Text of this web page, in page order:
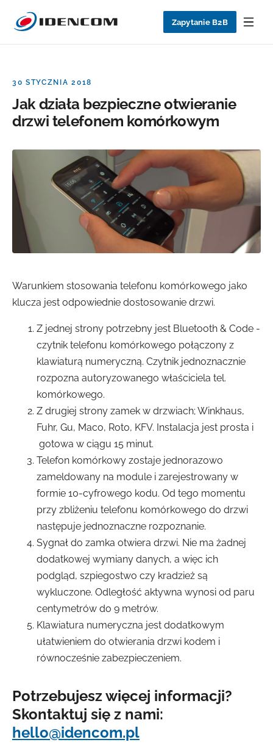
Zapytanie B2B
30 STYCZNIA 2018
Jak działa bezpieczne otwieranie
drzwi telefonem komórkowym
Warunkiem stosowania telefonu komórkowego jako
klucza jest odpowiednie dostosowanie drzwi.
Z jednej strony potrzebny jest Bluetooth & Code -
czytnik telefonu komórkowego połączony z
klawiaturą numeryczną. Czytnik jednoznacznie
rozpozna autoryzowanego właściciela tel.
komórkowego.
Z drugiej strony zamek w drzwiach; Winkhaus,
Fuhr, Gu, Maco, Roto, KFV. Instalacja jest prosta i
gotowa w ciągu 15 minut.
Telefon komórkowy zostaje jednorazowo
zameldowany na module i zarejestrowany w
formie 10-cyfrowego kodu. Od tego momentu
przy zbliżeniu telefonu komórkowego do drzwi
następuje jednoznaczne rozpoznanie.
Sygnał do zamka otwiera drzwi. Nie ma żadnej
dodatkowej wymiany danych, a więc ich
podgląd, szpiegostwo czy kradzież są
wykluczone. Odległość aktywna wynosi od paru
centymetrów do 9 metrów.
Klawiatura numeryczna jest dodatkowym
ułatwieniem do otwierania drzwi kodem i
równocześnie zabezpieczeniem.
Potrzebujesz więcej informacji?
Skontaktuj się z nami:
hello@idencom.pl